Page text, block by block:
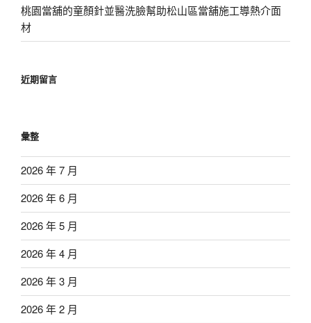
桃園當舖的童顏針並醫洗臉幫助松山區當舖施工導熱介面
材
近期留言
彙整
2026 年 7 月
2026 年 6 月
2026 年 5 月
2026 年 4 月
2026 年 3 月
2026 年 2 月